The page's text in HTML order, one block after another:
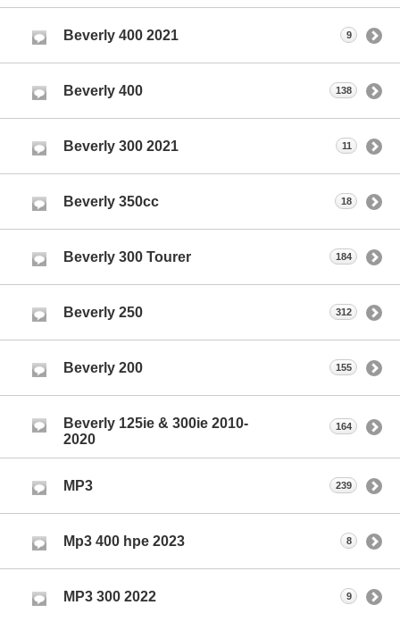
Beverly 400 2021 9
Beverly 400 138
Beverly 300 2021 11
Beverly 350cc 18
Beverly 300 Tourer 184
Beverly 250 312
Beverly 200 155
Beverly 125ie & 300ie 2010-
2020
164
MP3 239
Μp3 400 hpe 2023 8
MP3 300 2022 9